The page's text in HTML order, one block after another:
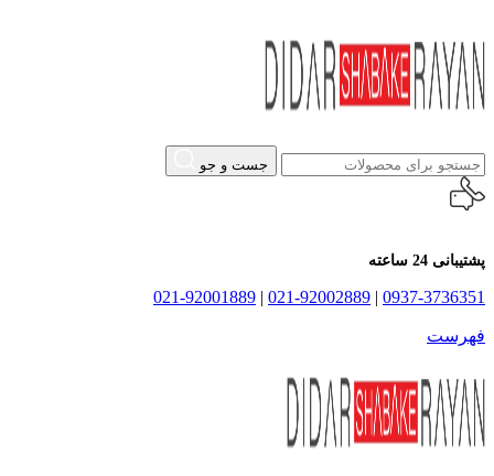
جست و جو
پشتیبانی 24 ساعته
0937-3736351
|
021-92002889
|
021-92001889
فهرست